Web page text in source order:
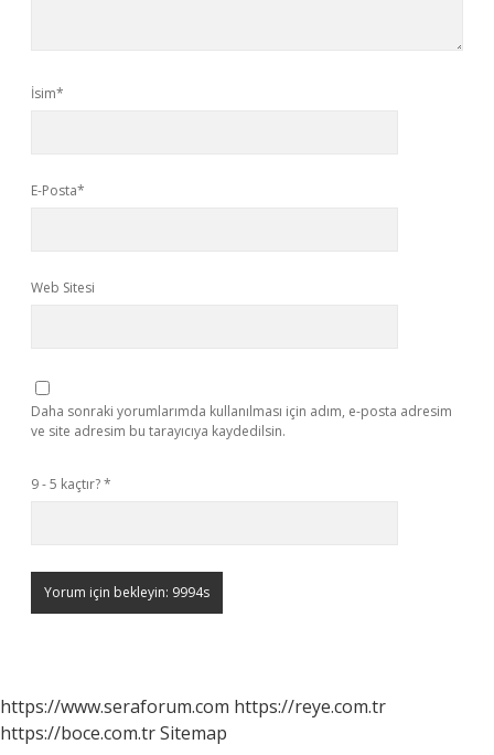
İsim*
E-Posta*
Web Sitesi
Daha sonraki yorumlarımda kullanılması için adım, e-posta adresim
ve site adresim bu tarayıcıya kaydedilsin.
9 - 5 kaçtır?*
https://www.seraforum.com https://reye.com.tr
https://boce.com.trSitemap